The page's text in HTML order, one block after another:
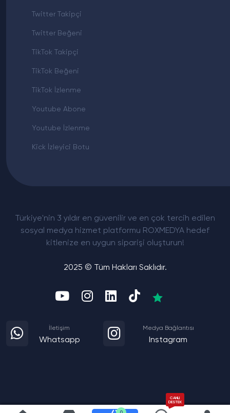
CANLI
DESTEK
Türkiye'nin 3 yıldır en güvenilir ve en çok tercih edilen
sosyal medya hizmet platformu ROXMEDYA hedef
kitlenize en uygun siparişi oluşturun!
2025 © Tüm Hakları Saklıdır.
İletişim
Whatsapp
Medya Bağlantısı
Instagram
Twitter Takipçi
Twitter Beğeni
TikTok Takipçi
TikTok Beğeni
TikTok İzlenme
Youtube Abone
Youtube İzlenme
Kick İzleyici Botu